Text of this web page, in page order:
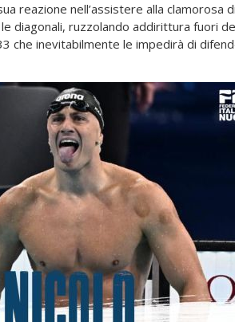
reazione nell’assistere alla clamorosa
diagonali, ruzzolando addirittura fuori
che inevitabilmente le impedirà di